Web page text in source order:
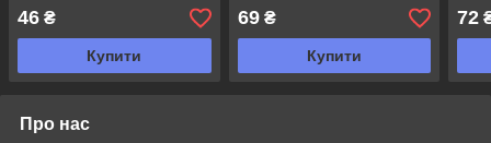
46 ₴
Купити
69₴
Купити
72
Про нас